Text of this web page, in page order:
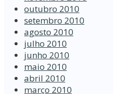
outubro 2010
setembro 2010
agosto 2010
julho 2010
junho 2010
maio 2010
abril 2010
março 2010